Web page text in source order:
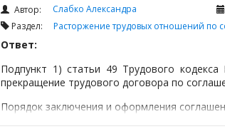
Автор: Слабко Александра
Раздел: Расторжение трудовых отношений по
Ответ:
Подпункт 1) статьи 49 Трудового
прекращение трудового договора по
Порядок заключения и оформления